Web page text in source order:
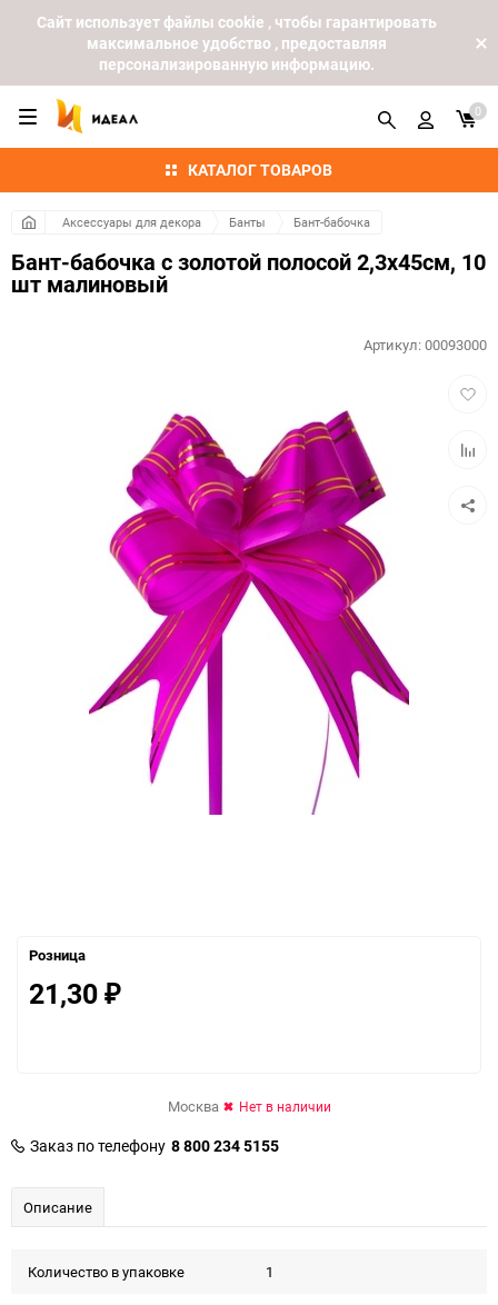
Cайт использует файлы cookie , чтобы гарантировать
максимальное удобство , предоставляя
персонализированную информацию.
КАТАЛОГ ТОВАРОВ
0
Аксессуары для декора Банты Бант-бабочка
Бант-бабочка с золотой полосой 2,3х45см, 10
шт малиновый
Артикул:00093000
Розница
21,30 ₽
Москва Нет в наличии
Заказ по телефону 8 800 234 5155
Описание
Количество в упаковке 1